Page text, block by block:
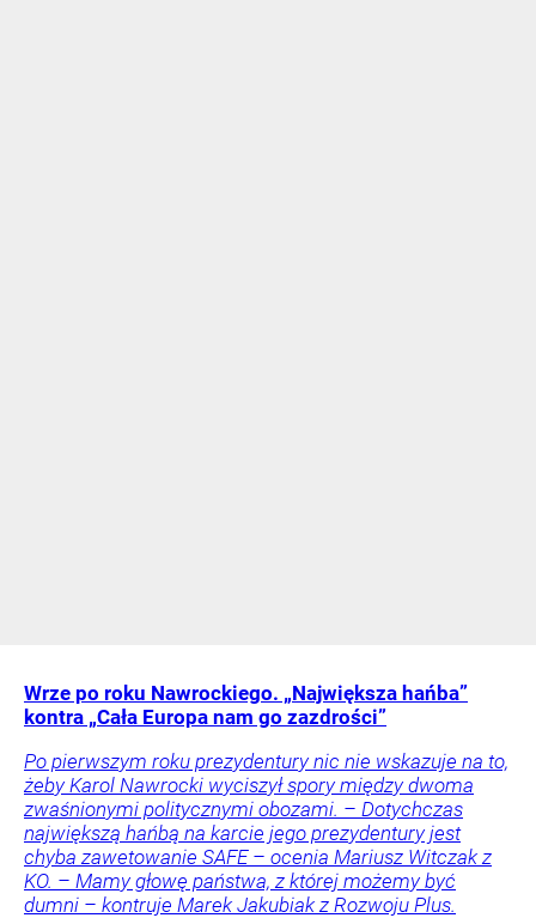
Wrze po roku Nawrockiego. „Największa hańba”
kontra „Cała Europa nam go zazdrości”
Po pierwszym roku prezydentury nic nie wskazuje na to,
żeby Karol Nawrocki wyciszył spory między dwoma
zwaśnionymi politycznymi obozami. – Dotychczas
największą hańbą na karcie jego prezydentury jest
chyba zawetowanie SAFE – ocenia Mariusz Witczak z
KO. – Mamy głowę państwa, z której możemy być
dumni – kontruje Marek Jakubiak z Rozwoju Plus.